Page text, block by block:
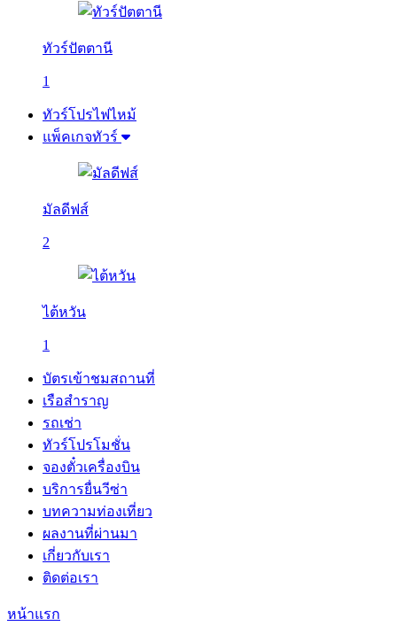
ทัวร์ปัตตานี
1
ทัวร์โปรไฟไหม้
แพ็คเกจทัวร์
มัลดีฟส์
2
ไต้หวัน
1
บัตรเข้าชมสถานที่
เรือสำราญ
รถเช่า
ทัวร์โปรโมชั่น
จองตั๋วเครื่องบิน
บริการยื่นวีซ่า
บทความท่องเที่ยว
ผลงานที่ผ่านมา
เกี่ยวกับเรา
ติดต่อเรา
หน้าแรก